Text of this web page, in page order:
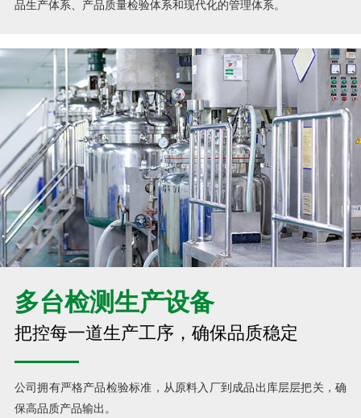
品生产体系、产品质量检验体系和现代化的管理体系。
多台检测生产设备
把控每一道生产工序，确保品质稳定
公司拥有严格产品检验标准，从原料入厂到成品出库层层把关，确
保高品质产品输出。